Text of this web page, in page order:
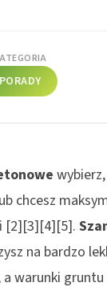
PORADY
chcesz
[2][3][4][5].
na bardzo
a warunki